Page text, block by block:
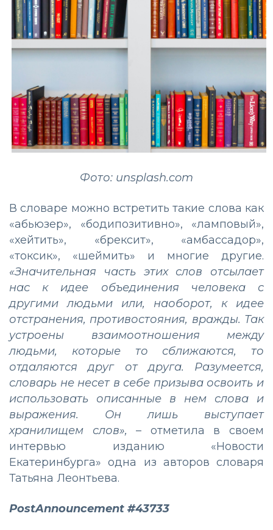
Фото: unsplash.com
В словаре можно встретить такие слова как
«абьюзер», «бодипозитивно», «ламповый»,
«хейтить», «брексит», «амбассадор»,
«токсик», «шеймить» и многие другие.
«Значительная часть этих слов отсылает
нас к идее объединения человека с
другими людьми или, наоборот, к идее
отстранения, противостояния, вражды. Так
устроены взаимоотношения между
людьми, которые то сближаются, то
отдаляются друг от друга. Разумеется,
словарь не несет в себе призыва освоить и
использовать описанные в нем слова и
выражения. Он лишь выступает
хранилищем слов», – отметила в своем
интервью изданию «Новости
Екатеринбурга» одна из авторов словаря
Татьяна Леонтьева.
PostAnnouncement #43733